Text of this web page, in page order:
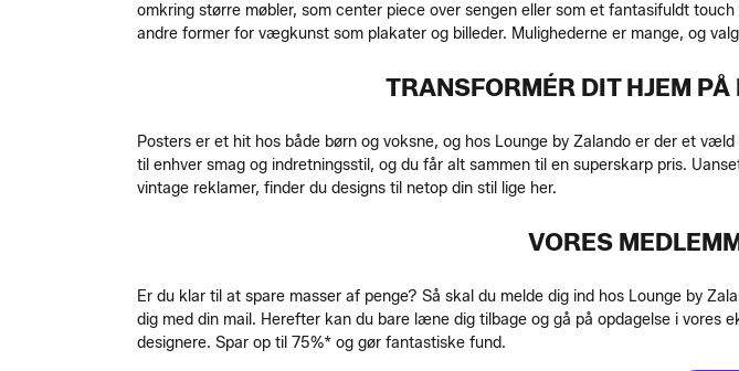
omkring større møbler, som center piece over sengen eller som et fantasifuldt
andre former for vægkunst som plakater og billeder. Mulighederne er mange, og
TRANSFORMÉR DIT HJEM
Posters er et hit hos både børn og voksne, og hos Lounge by Zalando er der et
til enhver smag og indretningsstil, og du får alt sammen til en superskarp pris.
vintage reklamer, finder du designs til netop din stil lige her.
VORES
Er du klar til at spare masser af penge? Så skal du melde dig ind hos Lounge by
dig med din mail. Herefter kan du bare læne dig tilbage og gå på opdagelse i
designere. Spar op til 75%* og gør fantastiske fund.